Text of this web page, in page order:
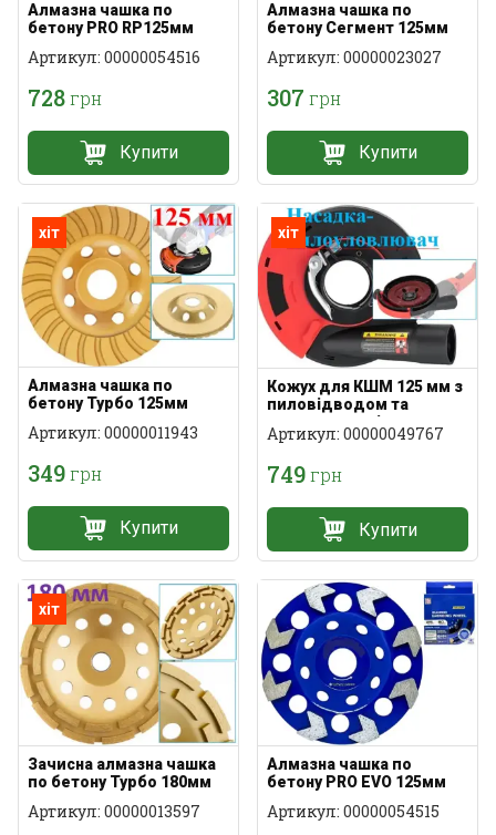
Алмазна чашка по
бетону PRO RP125мм
Артикул: 00000054516
728грн
Купити
Алмазна чашка по
бетону Сегмент 125мм
Артикул: 00000023027
307 грн
Купити
хіт
Алмазна чашка по
бетону Турбо 125мм
Артикул: 00000011943
349грн
Купити
хіт
Кожух для КШМ 125 мм з
пиловідводом та
зсувною секцією
Артикул: 00000049767
749грн
Купити
хіт
Зачисна алмазна чашка
по бетону Турбо 180мм
Артикул: 00000013597
Алмазна чашка по
бетону PRO EVO 125мм
Артикул: 00000054515